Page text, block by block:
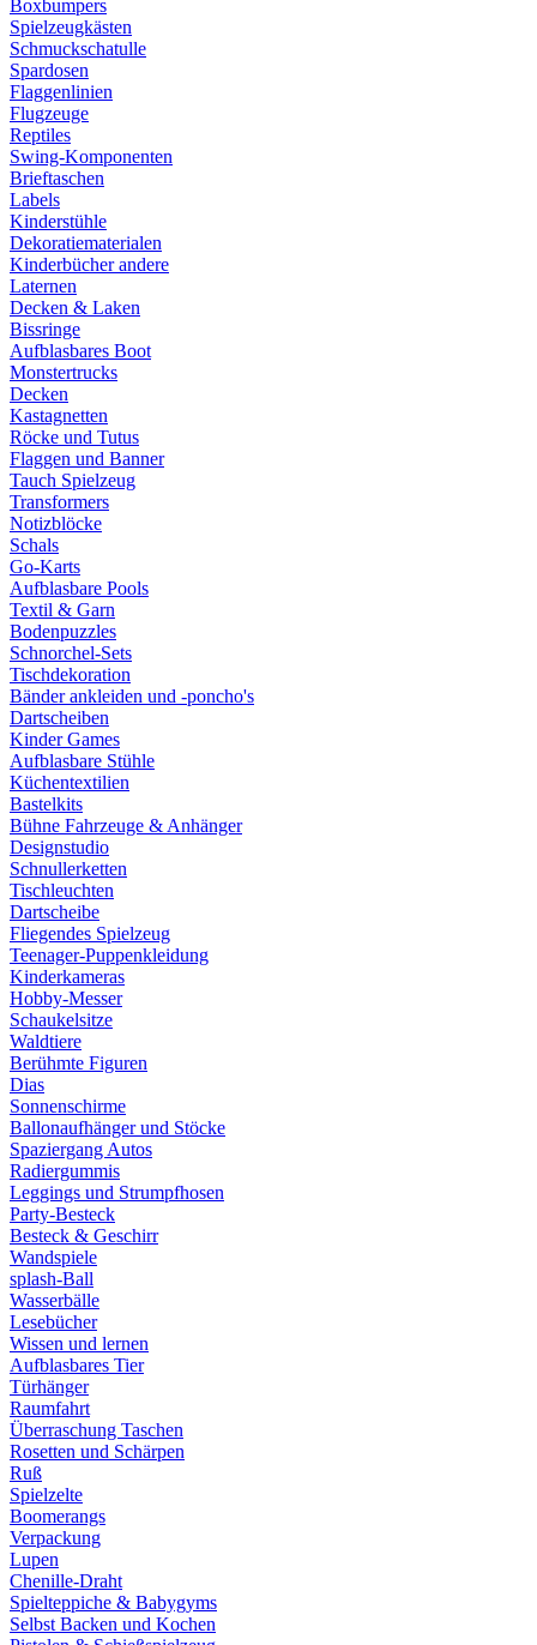
Boxbumpers
Spielzeugkästen
Schmuckschatulle
Spardosen
Flaggenlinien
Flugzeuge
Reptiles
Swing-Komponenten
Brieftaschen
Labels
Kinderstühle
Dekoratiematerialen
Kinderbücher andere
Laternen
Decken & Laken
Bissringe
Aufblasbares Boot
Monstertrucks
Decken
Kastagnetten
Röcke und Tutus
Flaggen und Banner
Tauch Spielzeug
Transformers
Notizblöcke
Schals
Go-Karts
Aufblasbare Pools
Textil & Garn
Bodenpuzzles
Schnorchel-Sets
Tischdekoration
Bänder ankleiden und -poncho's
Dartscheiben
Kinder Games
Aufblasbare Stühle
Küchentextilien
Bastelkits
Bühne Fahrzeuge & Anhänger
Designstudio
Schnullerketten
Tischleuchten
Dartscheibe
Fliegendes Spielzeug
Teenager-Puppenkleidung
Kinderkameras
Hobby-Messer
Schaukelsitze
Waldtiere
Berühmte Figuren
Dias
Sonnenschirme
Ballonaufhänger und Stöcke
Spaziergang Autos
Radiergummis
Leggings und Strumpfhosen
Party-Besteck
Besteck & Geschirr
Wandspiele
splash-Ball
Wasserbälle
Lesebücher
Wissen und lernen
Aufblasbares Tier
Türhänger
Raumfahrt
Überraschung Taschen
Rosetten und Schärpen
Ruß
Spielzelte
Boomerangs
Verpackung
Lupen
Chenille-Draht
Spielteppiche & Babygyms
Selbst Backen und Kochen